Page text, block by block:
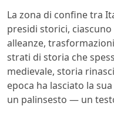
La zona di confine tra
presidi storici,
alleanze,
strati di storia che
medievale, storia
epoca ha lasciato la
un palinsesto — un